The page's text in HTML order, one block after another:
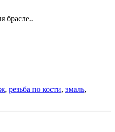
брасле..
, резьба по кости, эмаль,